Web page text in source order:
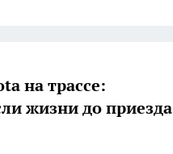
на трассе:
жизни до приезда